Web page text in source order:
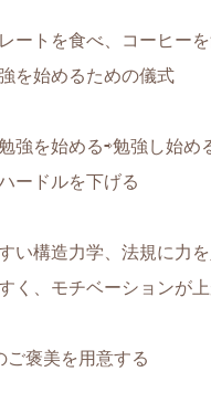
ートを食べ、コーヒー
を始めるための儀式
強を始める⇨勉強し始め
ードルを下げる
い構造力学、法規に力
く、モチベーションが
ご褒美を用意する